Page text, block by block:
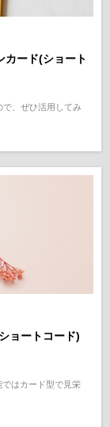
カード(ショート
で、ぜひ活用してみ
ョートコード)
はカード型で見栄